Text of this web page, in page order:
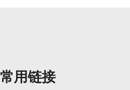
常用链接